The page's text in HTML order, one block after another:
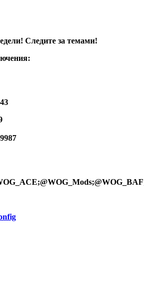
Следите за темами!